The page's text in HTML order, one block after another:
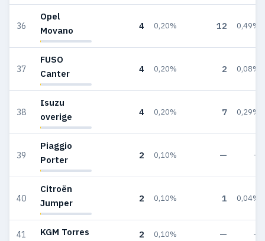
36
Opel
Movano
4 0,20% 12 0,49%
37
FUSO
Canter
4 0,20% 2 0,08%
38
Isuzu
overige
4 0,20% 7 0,29%
39
Piaggio
Porter
2 0,10% — —
40
Citroën
Jumper
2 0,10% 1 0,04%
41 KGM Torres 2 0,10% — —